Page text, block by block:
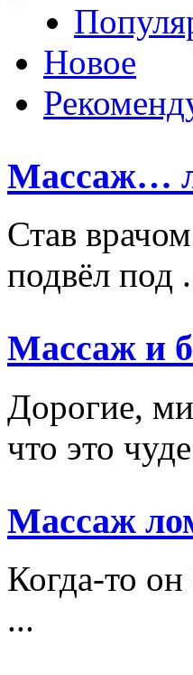
Новое
Массаж…
Став
подвёл под
Массаж и
Дорогие,
что это
Массаж
Когда-то
...